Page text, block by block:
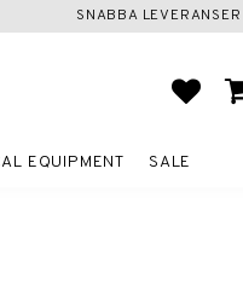
SNABBA
EQUIPMENT SALE